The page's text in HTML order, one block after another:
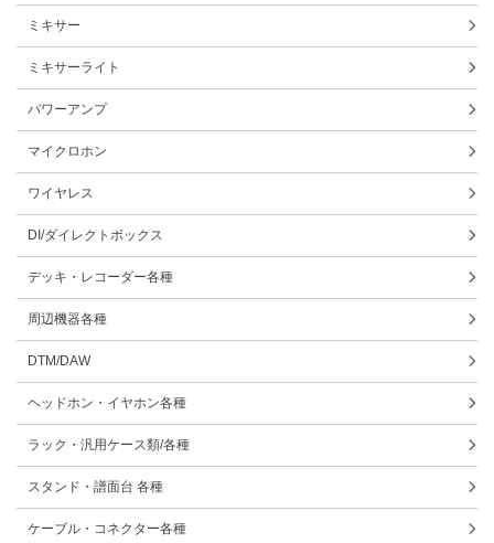
ミキサー
ミキサーライト
パワーアンプ
マイクロホン
ワイヤレス
DI/ダイレクトボックス
デッキ・レコーダー各種
周辺機器各種
DTM/DAW
ヘッドホン・イヤホン各種
ラック・汎用ケース類/各種
スタンド・譜面台 各種
ケーブル・コネクター各種